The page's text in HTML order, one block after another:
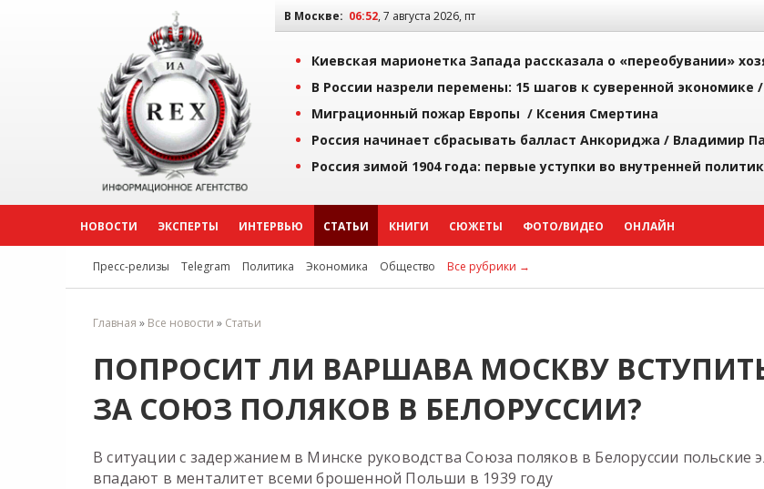
В Москве: 06:52, 7 августа 2026, пт
Киевская марионетка Запада рассказала о «переобувании»
В России назрели перемены: 15 шагов к суверенной экономике /
Миграционный пожар Европы / Ксения Смертина
Россия начинает сбрасывать балласт Анкориджа / Владимир
Россия зимой 1904 года: первые уступки во внутренней
НОВОСТИ ЭКСПЕРТЫ ИНТЕРВЬЮ СТАТЬИ КНИГИ СЮЖЕТЫ ФОТО/ВИДЕО ОНЛАЙН
Пресс-релизы Telegram Политика Экономика Общество Все рубрики →
Главная » Все новости » Статьи
ПОПРОСИТ ЛИ ВАРШАВА МОСКВУ
ЗА СОЮЗ ПОЛЯКОВ В БЕЛОРУССИИ?
В ситуации с задержанием в Минске руководства Союза поляков в Белоруссии польские
впадают в менталитет всеми брошенной Польши в 1939 году